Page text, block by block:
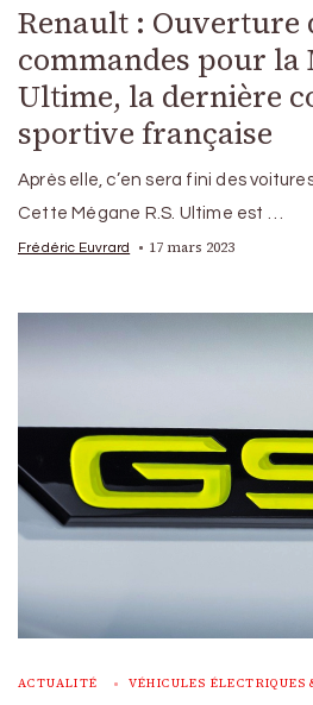
Renault : Ouverture
commandes pour la
Ultime, la dernière
sportive française
Après elle, c’en sera fini des
Cette Mégane R.S. Ultime est …
Frédéric Euvrard 17 mars 2023
ACTUALITÉ VÉHICULES ÉLECTRIQUES